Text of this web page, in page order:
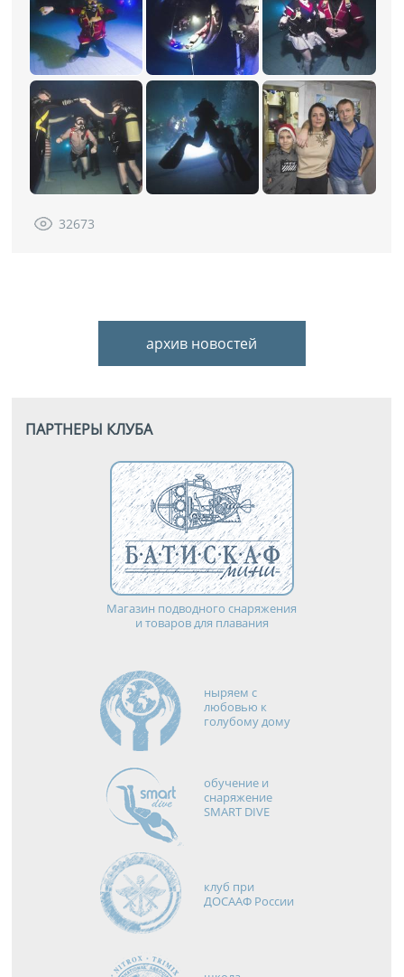
32673
архив новостей
ПАРТНЕРЫ КЛУБА
Магазин подводного снаряжения
и товаров для плавания
ныряем с
любовью к
голубому дому
обучение и
снаряжение
SMART DIVE
клуб при
ДОСААФ России